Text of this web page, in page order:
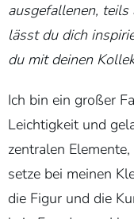
ausgefallenen,
lässt du dich
du mit deinen
Ich bin ein großer
Leichtigkeit und
zentralen
setze bei meinen
die Figur und die